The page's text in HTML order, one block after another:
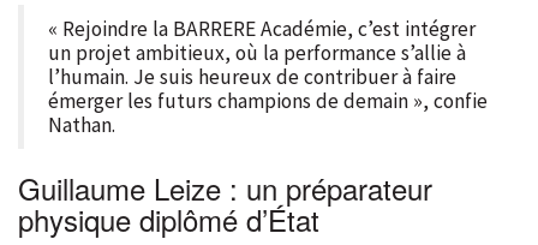
« Rejoindre la BARRERE Académie, c’est intégrer
un projet ambitieux, où la performance s’allie à
l’humain. Je suis heureux de contribuer à faire
émerger les futurs champions de demain », confie
Nathan.
Guillaume Leize : un préparateur
physique diplômé d’État